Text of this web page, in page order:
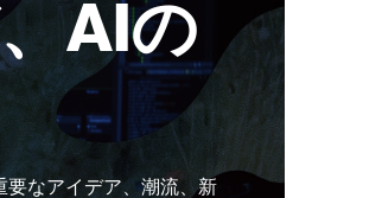
AIの
要なアイデア、潮流、新